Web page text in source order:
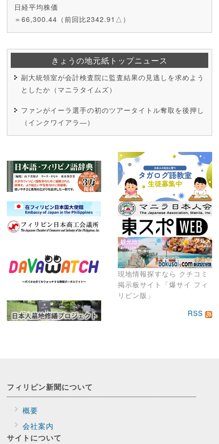
現地情報探すなら クチコミ
掲示板サイト「爆サイ フィ
リピン版」
日経平均株価
＝66,300.44（前回比2342.91△）
きょうの地元紙トップニュース
副大統領室が会計検査院に監査結果の見逃しを求めよう
としたか（マニラタイムズ）
ファンがイーラ選手の初のツアータイトル奪取を後押し
（インクワイアラ―）
RSS
フィリピン新聞について
概要
会社案内
サイトについて